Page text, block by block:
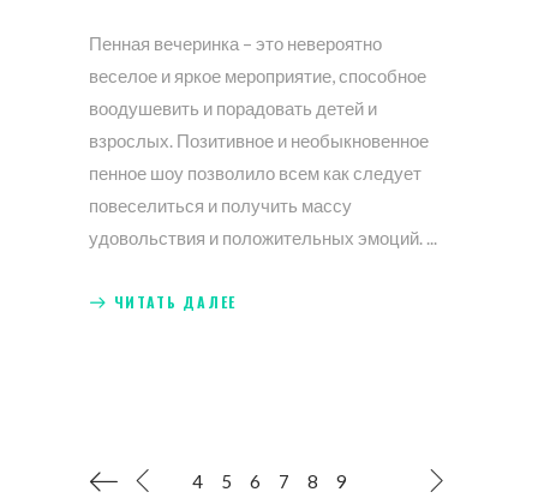
Пенная вечеринка – это невероятно
веселое и яркое мероприятие, способное
воодушевить и порадовать детей и
взрослых. Позитивное и необыкновенное
пенное шоу позволило всем как следует
повеселиться и получить массу
удовольствия и положительных эмоций.
ЧИТАТЬ ДАЛЕЕ
4 5 6 7 8 9